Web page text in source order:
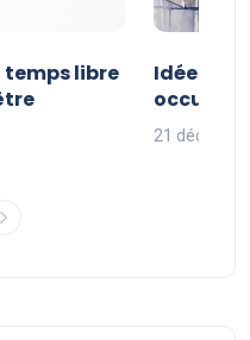
temps libre
Idées
occuper
21